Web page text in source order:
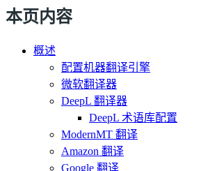
本页内容
概述
配置机器翻译引擎
微软翻译器
DeepL 翻译器
DeepL 术语库配置
ModernMT 翻译
Amazon 翻译
Google 翻译